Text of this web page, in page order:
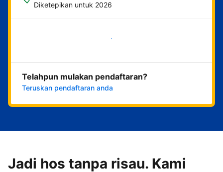
Diketepikan untuk 2026
Mulakan sekarang
Telahpun mulakan pendaftaran?
Teruskan pendaftaran anda
Jadi hos tanpa risau. Kami